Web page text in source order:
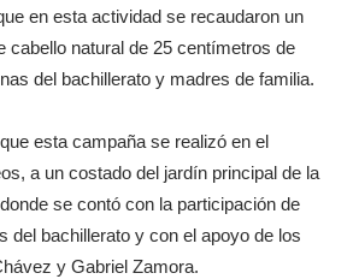
en esta actividad se recaudaron un
cabello natural de 25 centímetros de
del bachillerato y madres de familia.
esta campaña se realizó en el
a un costado del jardín principal de la
se contó con la participación de
del bachillerato y con el apoyo de los
y Gabriel Zamora.